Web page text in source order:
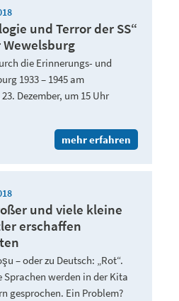
und Terror der SS“
Wewelsburg
die Erinnerungs- und
1933 – 1945 am
Dezember, um 15 Uhr
mehr erfahren
und viele kleine
erschaffen
– oder zu Deutsch: „Rot“.
Sprachen werden in der Kita
gesprochen. Ein Problem?